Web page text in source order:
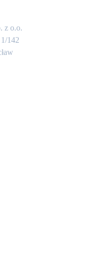
z o.o.
142